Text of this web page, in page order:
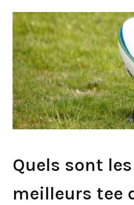
Quels sont les
meilleurs tee